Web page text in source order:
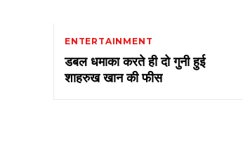
ENTERTAINMENT
डबल धमाका करते ही दो गुनी हुई
शाहरुख खान की फीस